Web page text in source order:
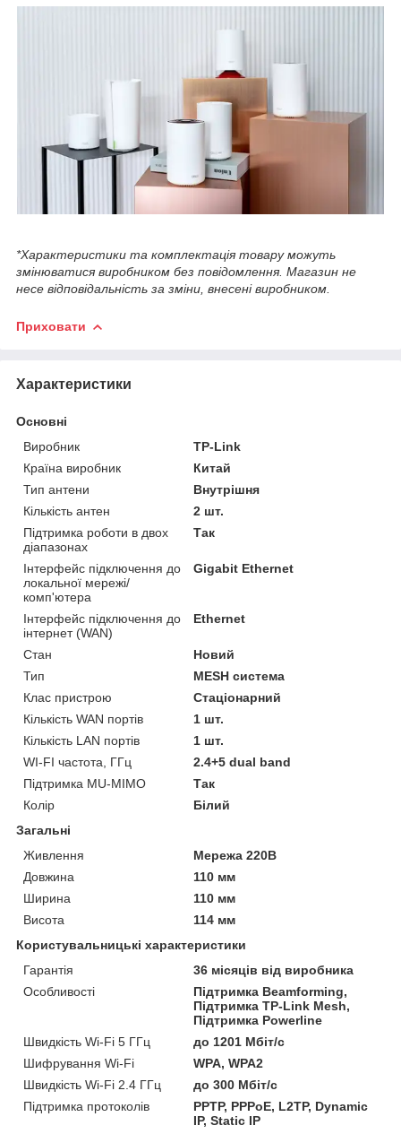
*Характеристики та комплектація товару можуть
змінюватися виробником без повідомлення. Магазин не
несе відповідальність за зміни, внесені виробником.
Приховати
Характеристики
Основні
Виробник
TP-Link
Країна виробник
Китай
Тип антени
Внутрішня
Кількість антен
2 шт.
Підтримка роботи в двох
діапазонах
Так
Інтерфейс підключення до
локальної мережі/
комп'ютера
Gigabit Ethernet
Інтерфейс підключення до
інтернет (WAN)
Ethernet
Стан
Новий
Тип
MESH система
Клас пристрою
Стаціонарний
Кількість WAN портів
1 шт.
Кількість LAN портів
1 шт.
WI-FI частота, ГГц
2.4+5 dual band
Підтримка MU-MIMO
Так
Колір
Білий
Загальні
Живлення
Мережа 220В
Довжина
110 мм
Ширина
110 мм
Висота
114 мм
Користувальницькі характеристики
Гарантія
36 місяців від виробника
Особливості
Підтримка Beamforming,
Підтримка TP-Link Mesh,
Підтримка Powerline
Швидкість Wi-Fi 5 ГГц
до 1201 Мбіт/с
Шифрування Wi-Fi
WPA, WPA2
Швидкість Wi-Fi 2.4 ГГц
до 300 Мбіт/с
Підтримка протоколів
PPTP, PPPoE, L2TP, Dynamic
IP, Static IP